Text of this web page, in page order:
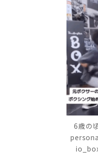
6歳の
io_box